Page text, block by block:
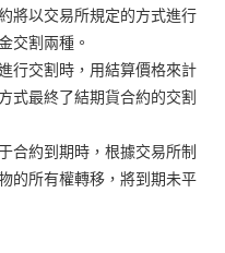
將以交易所規定的方式進行
交割兩種。
行交割時，用結算價格來計
式最終了結期貨合約的交割
合約到期時，根據交易所制
的所有權轉移，將到期未平